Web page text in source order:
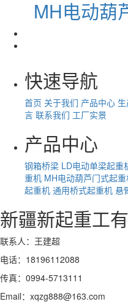
MH电动葫
快速导航
首页 关于我们 产品中心
言 联系我们 工厂实景
产品中心
钢箱桥梁 LD电动单梁起重
重机 MH电动葫芦门式起
起重机 通用桥式起重机 悬
新疆新起重工
联系人：王建超
电话：18196112088
传真：0994-5713111
Email：xqzg888@163.com